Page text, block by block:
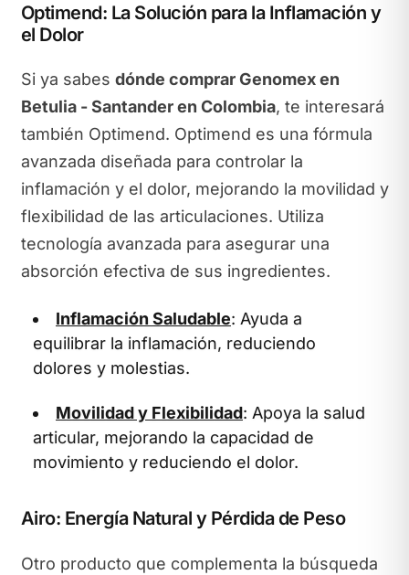
Optimend: La Solución para la Inflamación y
el Dolor
Si ya sabes dónde comprar Genomex en
Betulia - Santander en Colombia, te interesará
también Optimend. Optimend es una fórmula
avanzada diseñada para controlar la
inflamación y el dolor, mejorando la movilidad y
flexibilidad de las articulaciones. Utiliza
tecnología avanzada para asegurar una
absorción efectiva de sus ingredientes.
Inflamación Saludable: Ayuda a
equilibrar la inflamación, reduciendo
dolores y molestias.
Movilidad y Flexibilidad: Apoya la salud
articular, mejorando la capacidad de
movimiento y reduciendo el dolor.
Airo: Energía Natural y Pérdida de Peso
Otro producto que complementa la búsqueda